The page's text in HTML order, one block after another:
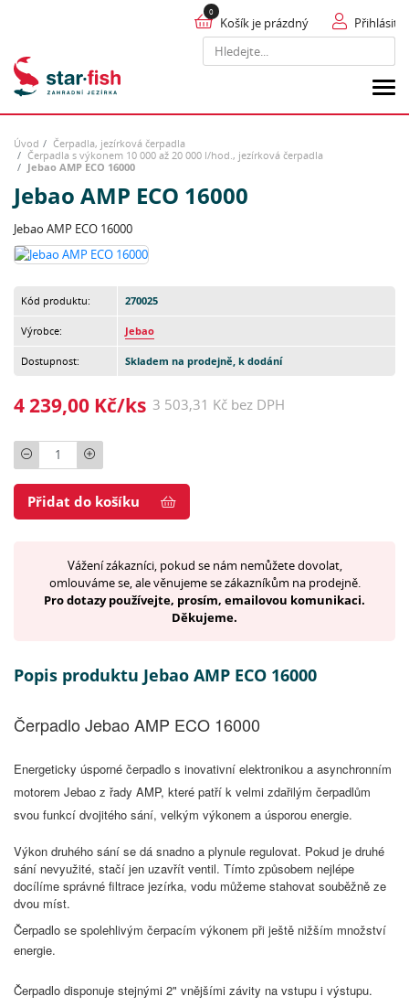
Hledat
Přihlásit
Košík je prázdný
Úvod
Čerpadla, jezírková čerpadla
Čerpadla s výkonem 10 000 až 20 000 l/hod., jezírková čerpadla
Jebao AMP ECO 16000
Jebao AMP ECO 16000
Jebao AMP ECO 16000
Kód produktu: 270025
Výrobce: Jebao
Dostupnost: Skladem na prodejně, k dodání
4 239,00 Kč/ks 3 503,31 Kč bez DPH
Počet
Přidat do košíku
Vážení zákazníci, pokud se nám nemůžete dovolat,
omlouváme se, ale věnujeme se zákazníkům na prodejně.
Pro dotazy používejte, prosím, emailovou komunikaci.
Děkujeme.
Popis produktu Jebao AMP ECO 16000
Čerpadlo Jebao AMP ECO 16000
Energeticky úsporné čerpadlo s inovativní elektronikou a asynchronním
motorem Jebao z řady AMP, které patří k velmi zdařilým čerpadlům
svou funkcí dvojitého sání, velkým výkonem a úsporou energie.
Výkon druhého sání se dá snadno a plynule regulovat. Pokud je druhé
sání nevyužité, stačí jen uzavřít ventil. Tímto způsobem nejlépe
docílíme správné filtrace jezírka, vodu můžeme stahovat souběžně ze
dvou míst.
Čerpadlo se spolehlivým čerpacím výkonem při ještě nižším množství
energie.
Čerpadlo disponuje stejnými 2" vnějšími závity na vstupu i výstupu.